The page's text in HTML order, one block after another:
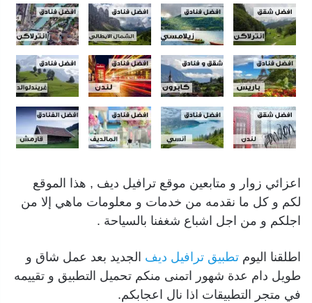
اعزائي زوار و متابعين موقع ترافيل ديف , هذا الموقع
لكم و كل ما نقدمه من خدمات و معلومات ماهي إلا من
اجلكم و من اجل اشباع شغفنا بالسياحة .
اطلقنا اليوم تطبيق ترافيل ديف الجديد بعد عمل شاق و
طويل دام عدة شهور اتمنى منكم تحميل التطبيق و تقييمه
في متجر التطبيقات اذا نال اعجابكم.